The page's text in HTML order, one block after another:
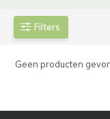
Filters
Geen producten